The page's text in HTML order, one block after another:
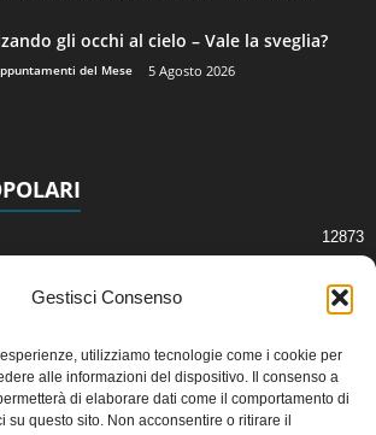
Gestisci Consenso
utilizziamo tecnologie come i cookie per
alle informazioni del dispositivo. Il consenso a
di elaborare dati come il comportamento di
su questo sito. Non acconsentire o ritirare il
gli occhi al cielo – Vale la sveglia?
del Mese 5 Agosto 2026
12873
2409
e Cosmologia